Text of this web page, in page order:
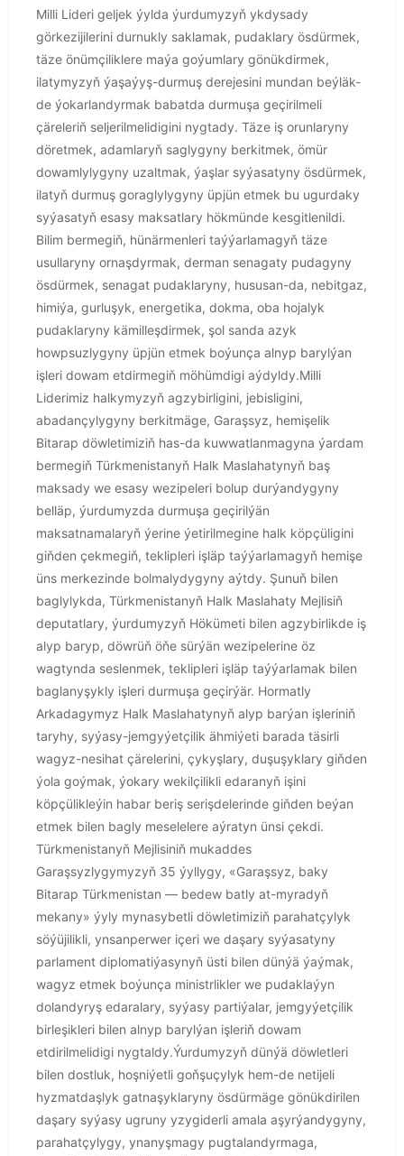
Milli Lideri geljek ýylda ýurdumyzyň ykdysady
görkezijilerini durnukly saklamak, pudaklary ösdürmek,
täze önümçiliklere maýa goýumlary gönükdirmek,
ilatymyzyň ýaşaýyş-durmuş derejesini mundan beýläk-
de ýokarlandyrmak babatda durmuşa geçirilmeli
çäreleriň seljerilmelidigini nygtady. Täze iş orunlaryny
döretmek, adamlaryň saglygyny berkitmek, ömür
dowamlylygyny uzaltmak, ýaşlar syýasatyny ösdürmek,
ilatyň durmuş goraglylygyny üpjün etmek bu ugurdaky
syýasatyň esasy maksatlary hökmünde kesgitlenildi.
Bilim bermegiň, hünärmenleri taýýarlamagyň täze
usullaryny ornaşdyrmak, derman senagaty pudagyny
ösdürmek, senagat pudaklaryny, hususan-da, nebitgaz,
himiýa, gurluşyk, energetika, dokma, oba hojalyk
pudaklaryny kämilleşdirmek, şol sanda azyk
howpsuzlygyny üpjün etmek boýunça alnyp barylýan
işleri dowam etdirmegiň möhümdigi aýdyldy.Milli
Liderimiz halkymyzyň agzybirligini, jebisligini,
abadançylygyny berkitmäge, Garaşsyz, hemişelik
Bitarap döwletimiziň has-da kuwwatlanmagyna ýardam
bermegiň Türkmenistanyň Halk Maslahatynyň baş
maksady we esasy wezipeleri bolup durýandygyny
belläp, ýurdumyzda durmuşa geçirilýän
maksatnamalaryň ýerine ýetirilmegine halk köpçüligini
giňden çekmegiň, teklipleri işläp taýýarlamagyň hemişe
üns merkezinde bolmalydygyny aýtdy. Şunuň bilen
baglylykda, Türkmenistanyň Halk Maslahaty Mejlisiň
deputatlary, ýurdumyzyň Hökümeti bilen agzybirlikde iş
alyp baryp, döwrüň öňe sürýän wezipelerine öz
wagtynda seslenmek, teklipleri işläp taýýarlamak bilen
baglanyşykly işleri durmuşa geçirýär. Hormatly
Arkadagymyz Halk Maslahatynyň alyp barýan işleriniň
taryhy, syýasy-jemgyýetçilik ähmiýeti barada täsirli
wagyz-nesihat çärelerini, çykyşlary, duşuşyklary giňden
ýola goýmak, ýokary wekilçilikli edaranyň işini
köpçülikleýin habar beriş serişdelerinde giňden beýan
etmek bilen bagly meselelere aýratyn ünsi çekdi.
Türkmenistanyň Mejlisiniň mukaddes
Garaşsyzlygymyzyň 35 ýyllygy, «Garaşsyz, baky
Bitarap Türkmenistan — bedew batly at-myradyň
mekany» ýyly mynasybetli döwletimiziň parahatçylyk
söýüjilikli, ynsanperwer içeri we daşary syýasatyny
parlament diplomatiýasynyň üsti bilen dünýä ýaýmak,
wagyz etmek boýunça ministrlikler we pudaklaýyn
dolandyryş edaralary, syýasy partiýalar, jemgyýetçilik
birleşikleri bilen alnyp barylýan işleriň dowam
etdirilmelidigi nygtaldy.Ýurdumyzyň dünýä döwletleri
bilen dostluk, hoşniýetli goňşuçylyk hem-de netijeli
hyzmatdaşlyk gatnaşyklaryny ösdürmäge gönükdirilen
daşary syýasy ugruny yzygiderli amala aşyrýandygyny,
parahatçylygy, ynanyşmagy pugtalandyrmaga,